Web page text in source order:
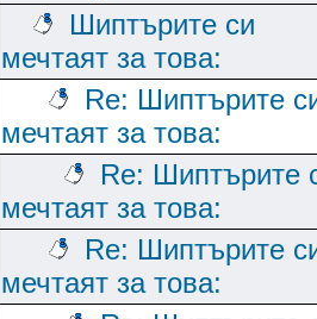
Шиптърите си
мечтаят за това:
Re: Шиптърите
мечтаят за това:
Re: Шиптърите
мечтаят за това:
Re: Шиптърите
мечтаят за това: